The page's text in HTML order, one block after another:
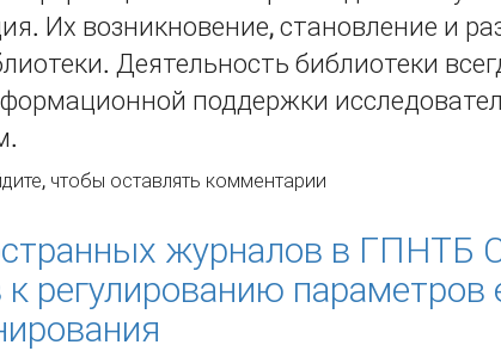
Их возникновение, становление и
Деятельность библиотеки
поддержки
лет Центральной научной библиотеке им. Якуба
, чтобы оставлять комментарии
журналов в ГПНТБ
к регулированию параметров